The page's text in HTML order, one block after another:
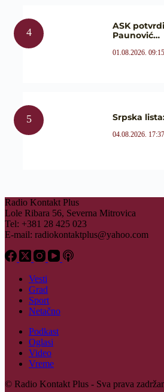
ASK
Paunović…
01.08.2026. 09:15
Srpska
04.08.2026. 17:37
Radio Kontakt Plus
Lole Ribara 56, Severna Mitrovica
Tel: +381 28 425 023
E-mail: radiokontaktplus@yahoo.com
Vesti
Grad
Sport
Netačno
Podkast
Oglasi
Video
Vreme
© Radio Kontakt Plus - Sva prava